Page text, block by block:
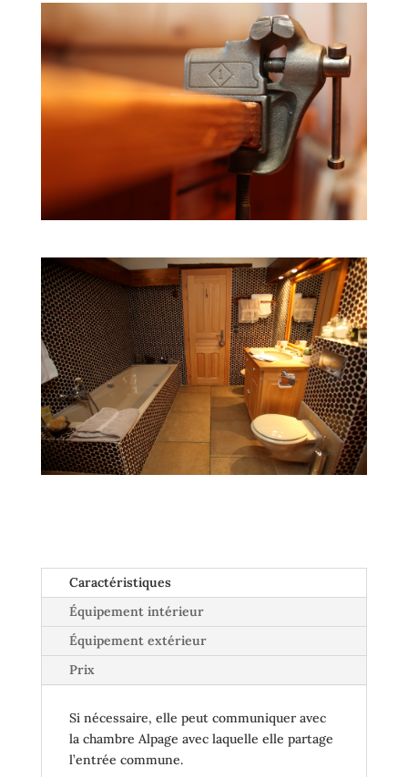
Caractéristiques
Équipement intérieur
Équipement extérieur
Prix
Si nécessaire, elle peut communiquer avec
la chambre Alpage avec laquelle elle partage
l’entrée commune.